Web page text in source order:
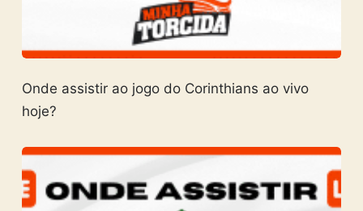
Onde assistir ao jogo do Corinthians ao vivo
hoje?